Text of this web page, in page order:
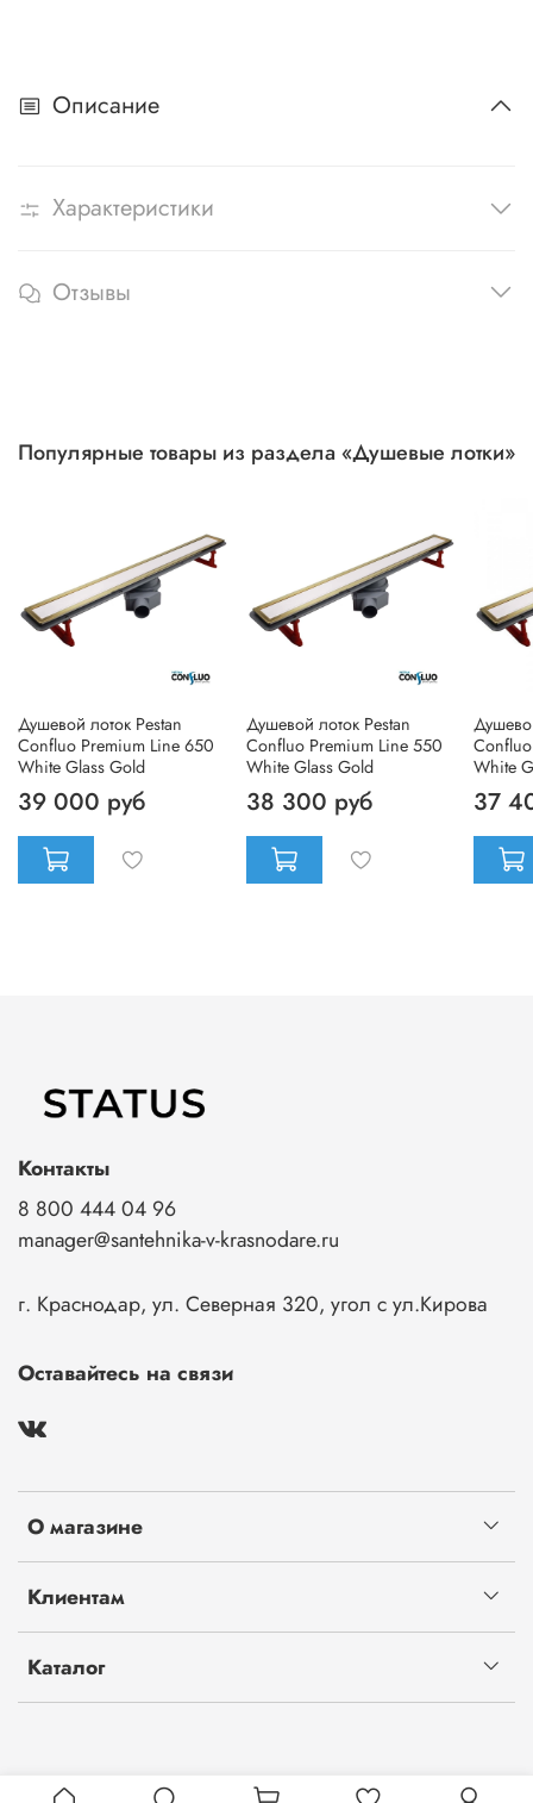
Описание
Характеристики
Отзывы
Популярные товары из раздела «Душевые лотки»
Душевой лоток Pestan
Confluo Premium Line 650
White Glass Gold
39 000 руб
Душевой лоток Pestan
Confluo Premium Line 550
White Glass Gold
38 300 руб
White
37
О магазине
Клиентам
Каталог
Контакты
8 800 444 04 96
manager@santehnika-v-krasnodare.ru
г. Краснодар, ул. Северная 320, угол с ул.Кирова
Оставайтесь на связи